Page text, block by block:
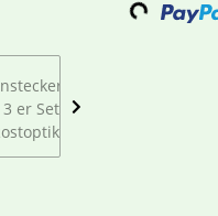
Loading...